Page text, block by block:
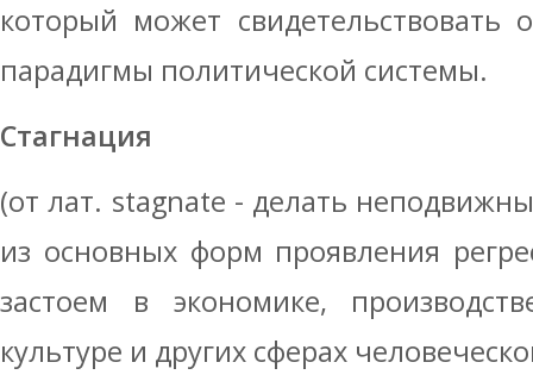
который может свидетельствовать
парадигмы политической системы.
Стагнация
(от лат. stagnate - делать
из основных форм проявления
застоем в экономике,
культуре и других сферах